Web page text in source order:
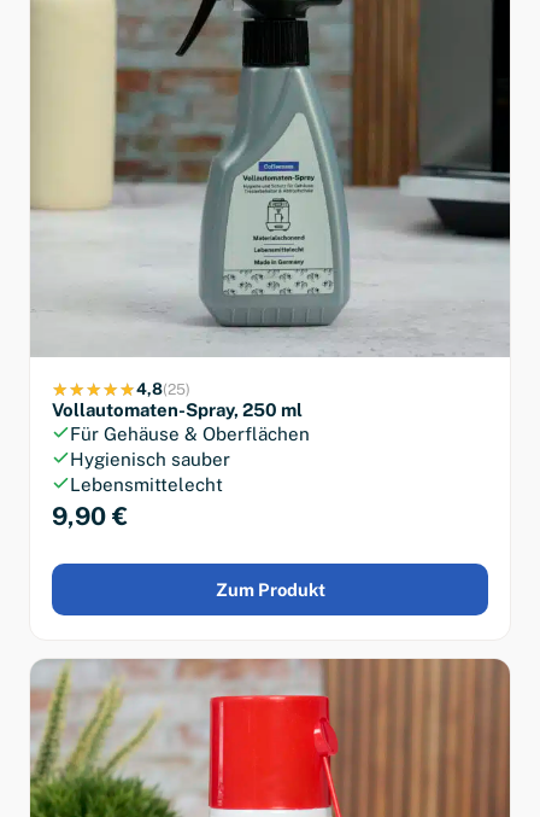
4,8(25)
Vollautomaten-Spray, 250 ml
Für Gehäuse & Oberflächen
Hygienisch sauber
Lebensmittelecht
9,90 €
Zum Produkt